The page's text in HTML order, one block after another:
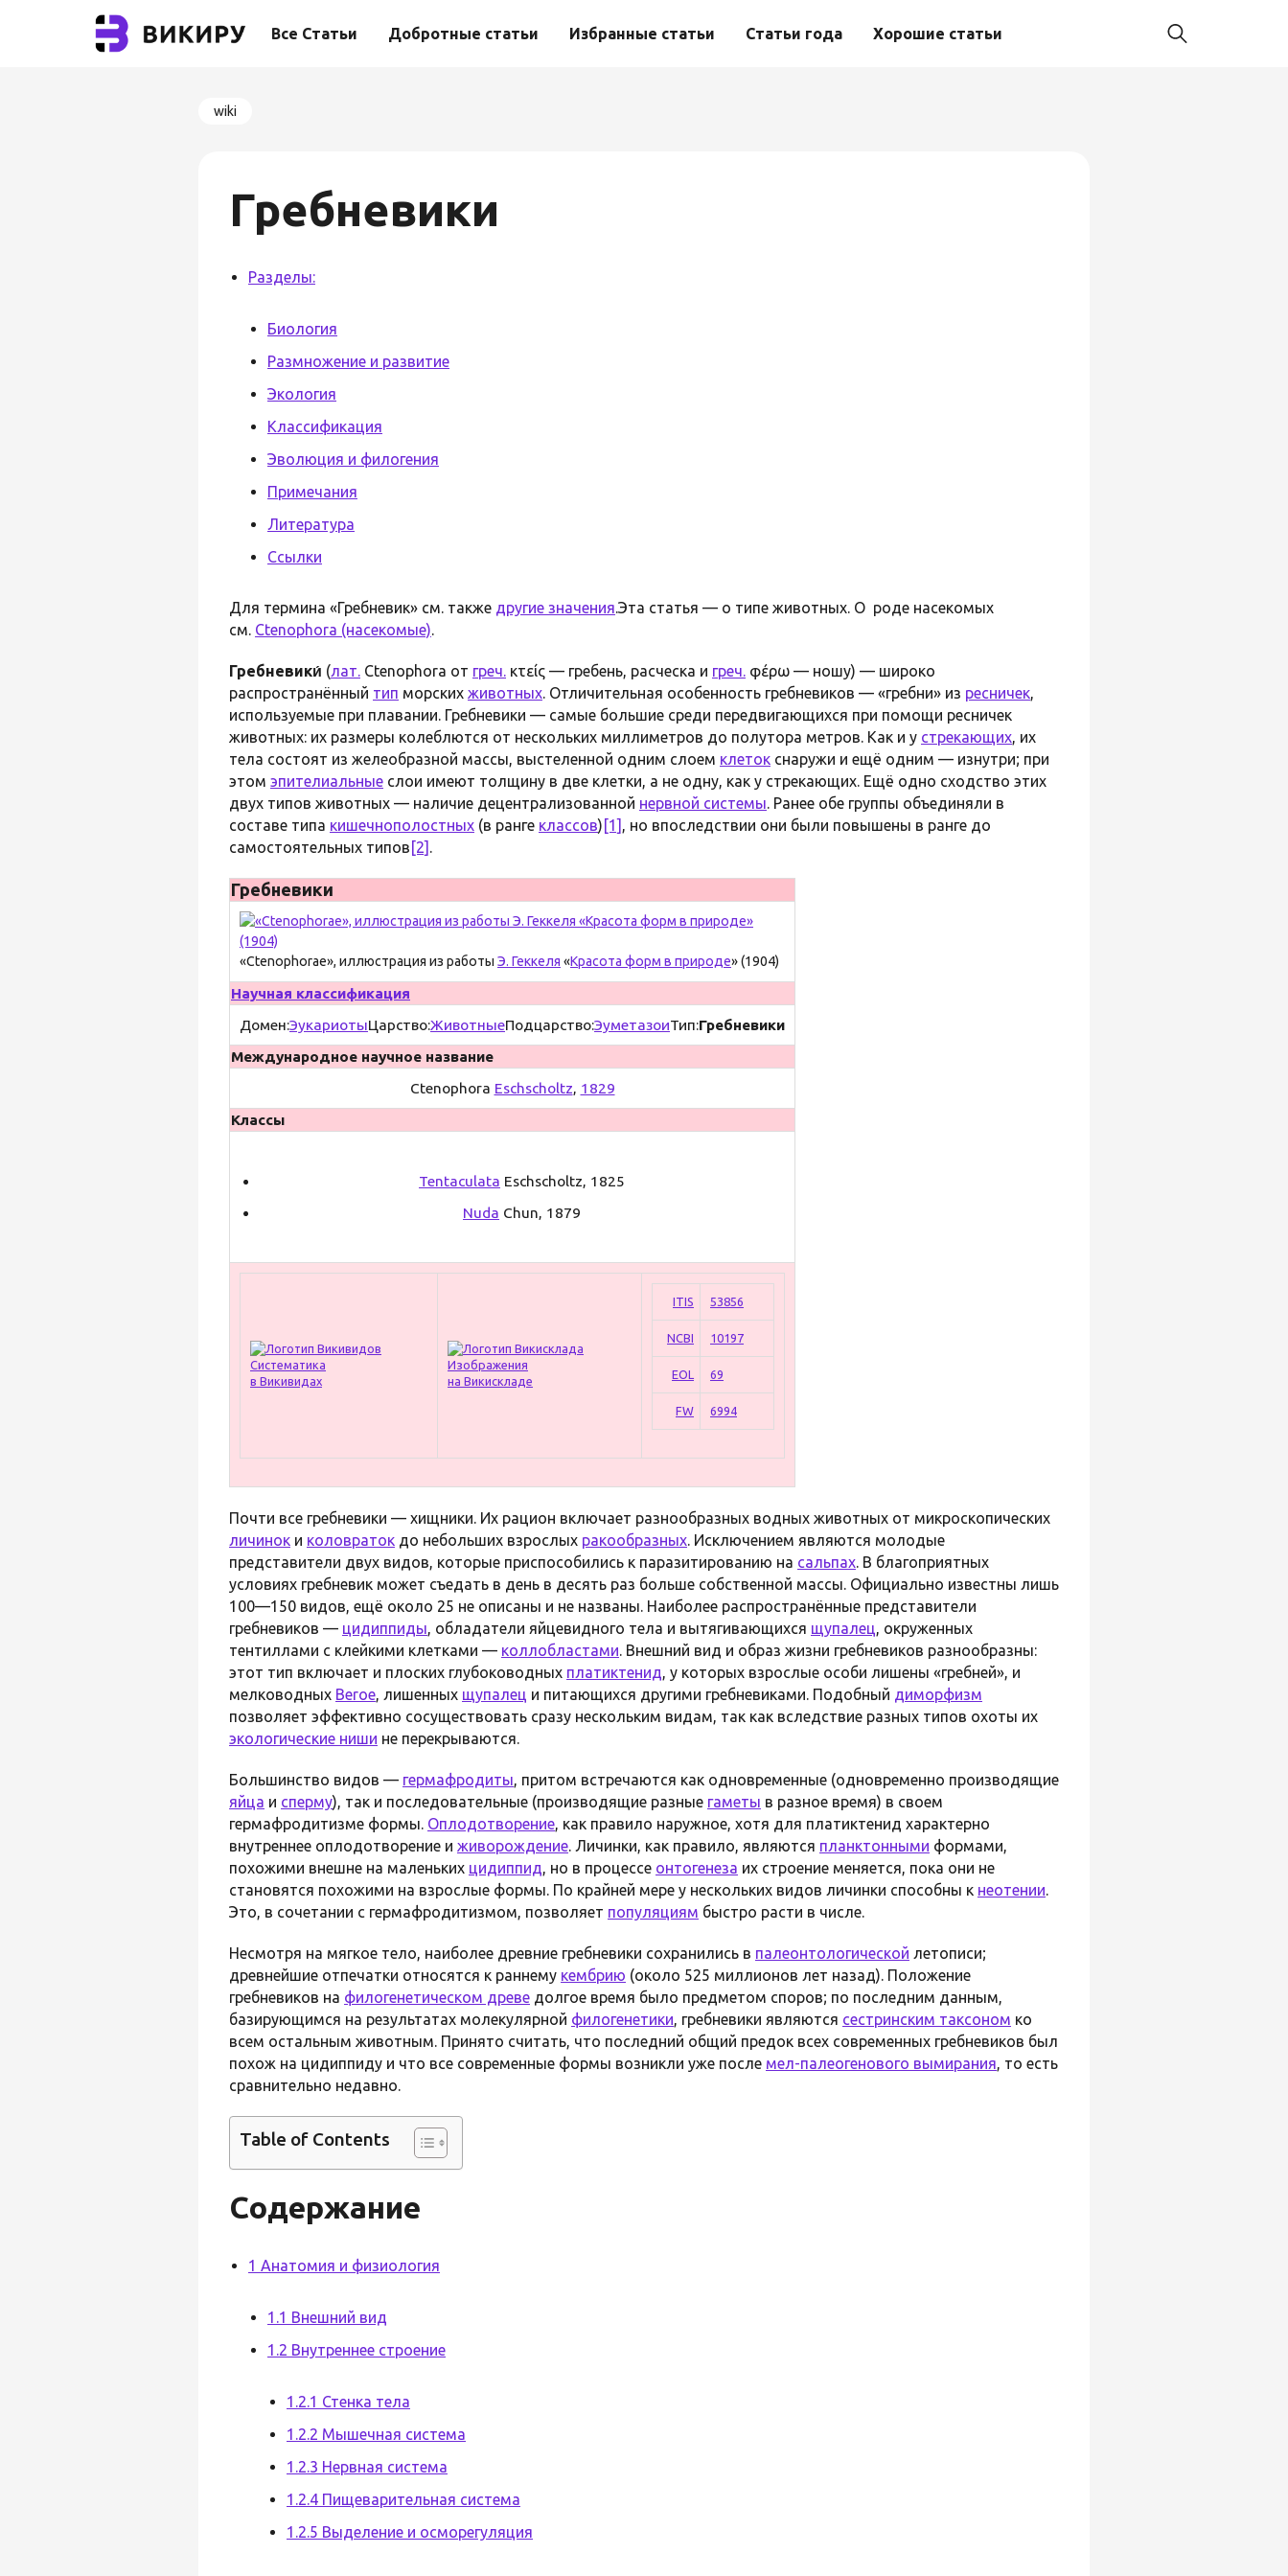
Все Статьи Добротные статьи Избранные статьи Статьи года Хорошие статьи
wiki
Гребневики
Разделы:
Биология
Размножение и развитие
Экология
Классификация
Эволюция и филогения
Примечания
Литература
Ссылки
Для термина «Гребневик» см. также другие значения.Эта статья — о типе животных. О роде насекомых
см. Ctenophora (насекомые).
Гребневики́ (лат. Ctenophora от греч. κτείς — гребень, расческа и греч. φέρω — ношу) — широко
распространённый тип морских животных. Отличительная особенность гребневиков — «гребни» из ресничек,
используемые при плавании. Гребневики — самые большие среди передвигающихся при помощи ресничек
животных: их размеры колеблются от нескольких миллиметров до полутора метров. Как и у стрекающих, их
тела состоят из желеобразной массы, выстеленной одним слоем клеток снаружи и ещё одним — изнутри; при
этом эпителиальные слои имеют толщину в две клетки, а не одну, как у стрекающих. Ещё одно сходство этих
двух типов животных — наличие децентрализованной нервной системы. Ранее обе группы объединяли в
составе типа кишечнополостных (в ранге классов) [1] , но впоследствии они были повышены в ранге до
самостоятельных типов [2] .
Гребневики
«Ctenophorae», иллюстрация из работы Э. Геккеля «Красота форм в природе» (1904)
Научная классификация
Домен:ЭукариотыЦарство:ЖивотныеПодцарство:ЭуметазоиТип:Гребневики
Международное научное название
Ctenophora Eschscholtz, 1829
Классы
Tentaculata Eschscholtz, 1825
Nuda Chun, 1879
Систематика
в Викивидах
Изображения
на Викискладе
ITIS 53856
NCBI 10197
EOL 69
FW 6994
Почти все гребневики — хищники. Их рацион включает разнообразных водных животных от микроскопических
личинок и коловраток до небольших взрослых ракообразных. Исключением являются молодые
представители двух видов, которые приспособились к паразитированию на сальпах. В благоприятных
условиях гребневик может съедать в день в десять раз больше собственной массы. Официально известны лишь
100—150 видов, ещё около 25 не описаны и не названы. Наиболее распространённые представители
гребневиков — цидиппиды, обладатели яйцевидного тела и вытягивающихся щупалец, окруженных
тентиллами с клейкими клетками — коллобластами. Внешний вид и образ жизни гребневиков разнообразны:
этот тип включает и плоских глубоководных платиктенид, у которых взрослые особи лишены «гребней», и
мелководных Beroe, лишенных щупалец и питающихся другими гребневиками. Подобный диморфизм
позволяет эффективно сосуществовать сразу нескольким видам, так как вследствие разных типов охоты их
экологические ниши не перекрываются.
Большинство видов — гермафродиты, притом встречаются как одновременные (одновременно производящие
яйца и сперму), так и последовательные (производящие разные гаметы в разное время) в своем
гермафродитизме формы. Оплодотворение, как правило наружное, хотя для платиктенид характерно
внутреннее оплодотворение и живорождение. Личинки, как правило, являются планктонными формами,
похожими внешне на маленьких цидиппид, но в процессе онтогенеза их строение меняется, пока они не
становятся похожими на взрослые формы. По крайней мере у нескольких видов личинки способны к неотении.
Это, в сочетании с гермафродитизмом, позволяет популяциям быстро расти в числе.
Несмотря на мягкое тело, наиболее древние гребневики сохранились в палеонтологической летописи;
древнейшие отпечатки относятся к раннему кембрию (около 525 миллионов лет назад). Положение
гребневиков на филогенетическом древе долгое время было предметом споров; по последним данным,
базирующимся на результатах молекулярной филогенетики, гребневики являются сестринским таксоном ко
всем остальным животным. Принято считать, что последний общий предок всех современных гребневиков был
похож на цидиппиду и что все современные формы возникли уже после мел-палеогенового вымирания, то есть
сравнительно недавно.
Table of Contents
Содержание
1 Анатомия и физиология
1.1 Внешний вид
1.2 Внутреннее строение
1.2.1 Стенка тела
1.2.2 Мышечная система
1.2.3 Нервная система
1.2.4 Пищеварительная система
1.2.5 Выделение и осморегуляция